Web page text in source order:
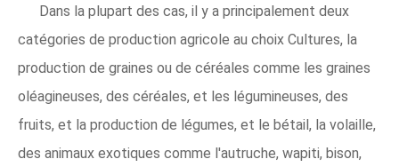
Dans la plupart des cas, il y a principalement deux
catégories de production agricole au choix Cultures, la
production de graines ou de céréales comme les graines
oléagineuses, des céréales, et les légumineuses, des
fruits, et la production de légumes, et le bétail, la volaille,
des animaux exotiques comme l'autruche, wapiti, bison,